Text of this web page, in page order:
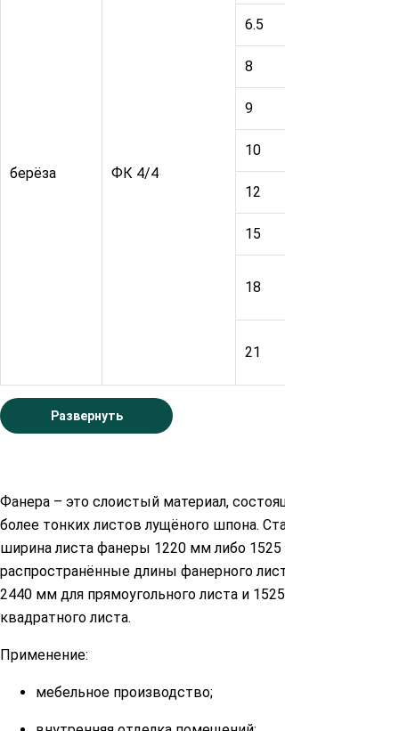
берёза ФК 4/4
6.5
8
9
10
12
15
18
21
Развернуть
Фанера – это слоистый материал, состоящий из трёх и
более тонких листов лущёного шпона. Стандартная
ширина листа фанеры 1220 мм либо 1525 мм. Наиболее
распространённые длины фанерного листа составляют
2440 мм для прямоугольного листа и 1525 для
квадратного листа.
Применение:
мебельное производство;